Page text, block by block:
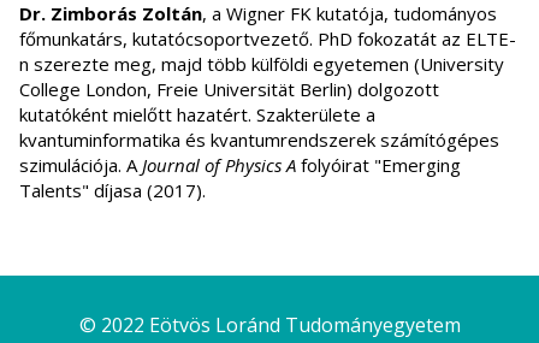
Dr. Zimborás Zoltán, a Wigner FK kutatója, tudományos
főmunkatárs, kutatócsoportvezető. PhD fokozatát az ELTE-
n szerezte meg, majd több külföldi egyetemen (University
College London, Freie Universität Berlin) dolgozott
kutatóként mielőtt hazatért. Szakterülete a
kvantuminformatika és kvantumrendszerek számítógépes
szimulációja. AJournal of Physics A folyóirat "Emerging
Talents" díjasa (2017).
© 2022 Eötvös Loránd Tudományegyetem